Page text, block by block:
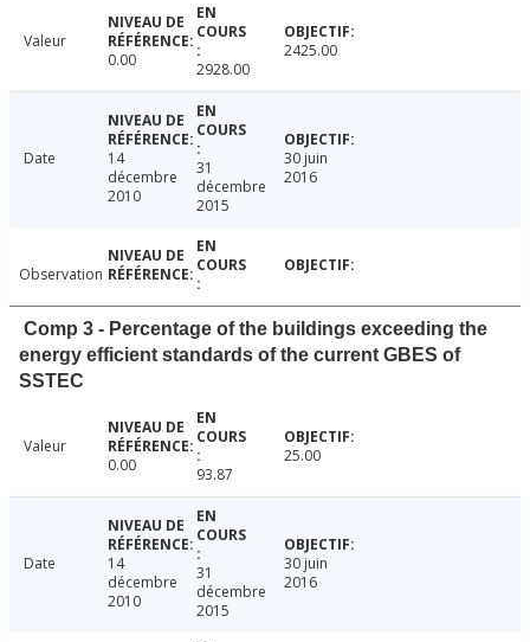
Valeur
0.00
2928.00
2425.00
Date
14
décembre
2010
31
décembre
2015
30 juin
2016
Observation
Comp 3 - Percentage of the buildings exceeding the
energy efficient standards of the current GBES of
SSTEC
Valeur
0.00
93.87
25.00
Date
14
décembre
2010
31
décembre
2015
30 juin
2016